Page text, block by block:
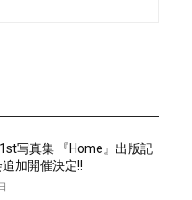
写真集 『Home』出版記
加開催決定!!